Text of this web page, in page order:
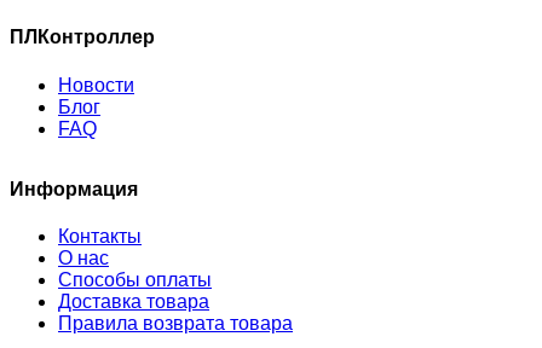
ПЛКонтроллер
Новости
Блог
FAQ
Информация
Контакты
О нас
Способы оплаты
Доставка товара
Правила возврата товара